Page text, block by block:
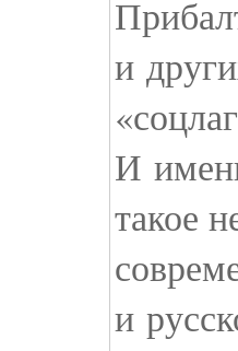
и
И
такое
и